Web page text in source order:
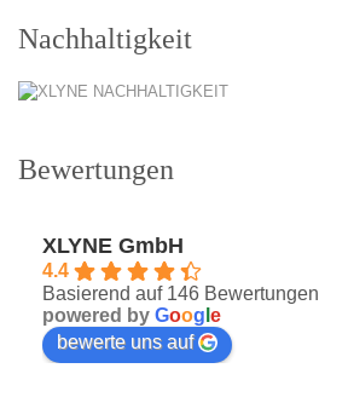
Nachhaltigkeit
Bewertungen
XLYNE GmbH
4.4
Basierend auf 146 Bewertungen
powered by Goog e
bewerte uns auf